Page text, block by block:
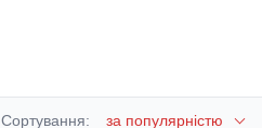
Сортування: за популярністю